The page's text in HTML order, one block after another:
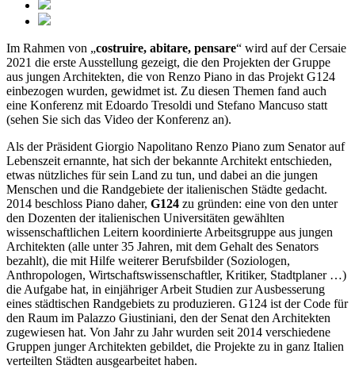
Im Rahmen von „costruire, abitare, pensare“ wird auf der Cersaie
2021 die erste Ausstellung gezeigt, die den Projekten der Gruppe
aus jungen Architekten, die von Renzo Piano in das Projekt G124
einbezogen wurden, gewidmet ist. Zu diesen Themen fand auch
eine Konferenz mit Edoardo Tresoldi und Stefano Mancuso statt
(sehen Sie sich das Video der Konferenz an).
Als der Präsident Giorgio Napolitano Renzo Piano zum Senator auf
Lebenszeit ernannte, hat sich der bekannte Architekt entschieden,
etwas nützliches für sein Land zu tun, und dabei an die jungen
Menschen und die Randgebiete der italienischen Städte gedacht.
2014 beschloss Piano daher, G124 zu gründen: eine von den unter
den Dozenten der italienischen Universitäten gewählten
wissenschaftlichen Leitern koordinierte Arbeitsgruppe aus jungen
Architekten (alle unter 35 Jahren, mit dem Gehalt des Senators
bezahlt), die mit Hilfe weiterer Berufsbilder (Soziologen,
Anthropologen, Wirtschaftswissenschaftler, Kritiker, Stadtplaner …)
die Aufgabe hat, in einjähriger Arbeit Studien zur Ausbesserung
eines städtischen Randgebiets zu produzieren. G124 ist der Code für
den Raum im Palazzo Giustiniani, den der Senat den Architekten
zugewiesen hat. Von Jahr zu Jahr wurden seit 2014 verschiedene
Gruppen junger Architekten gebildet, die Projekte zu in ganz Italien
verteilten Städten ausgearbeitet haben.